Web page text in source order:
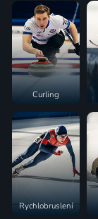
Curling
Rychlobruslení